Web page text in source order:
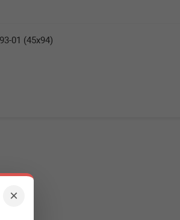
×
01 (45x94)